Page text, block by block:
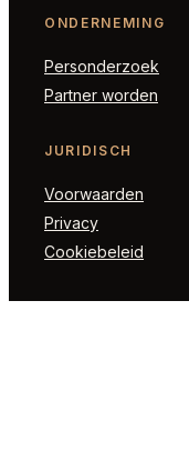
ONDERNEMING
Personderzoek
Partner worden
JURIDISCH
Voorwaarden
Privacy
Cookiebeleid